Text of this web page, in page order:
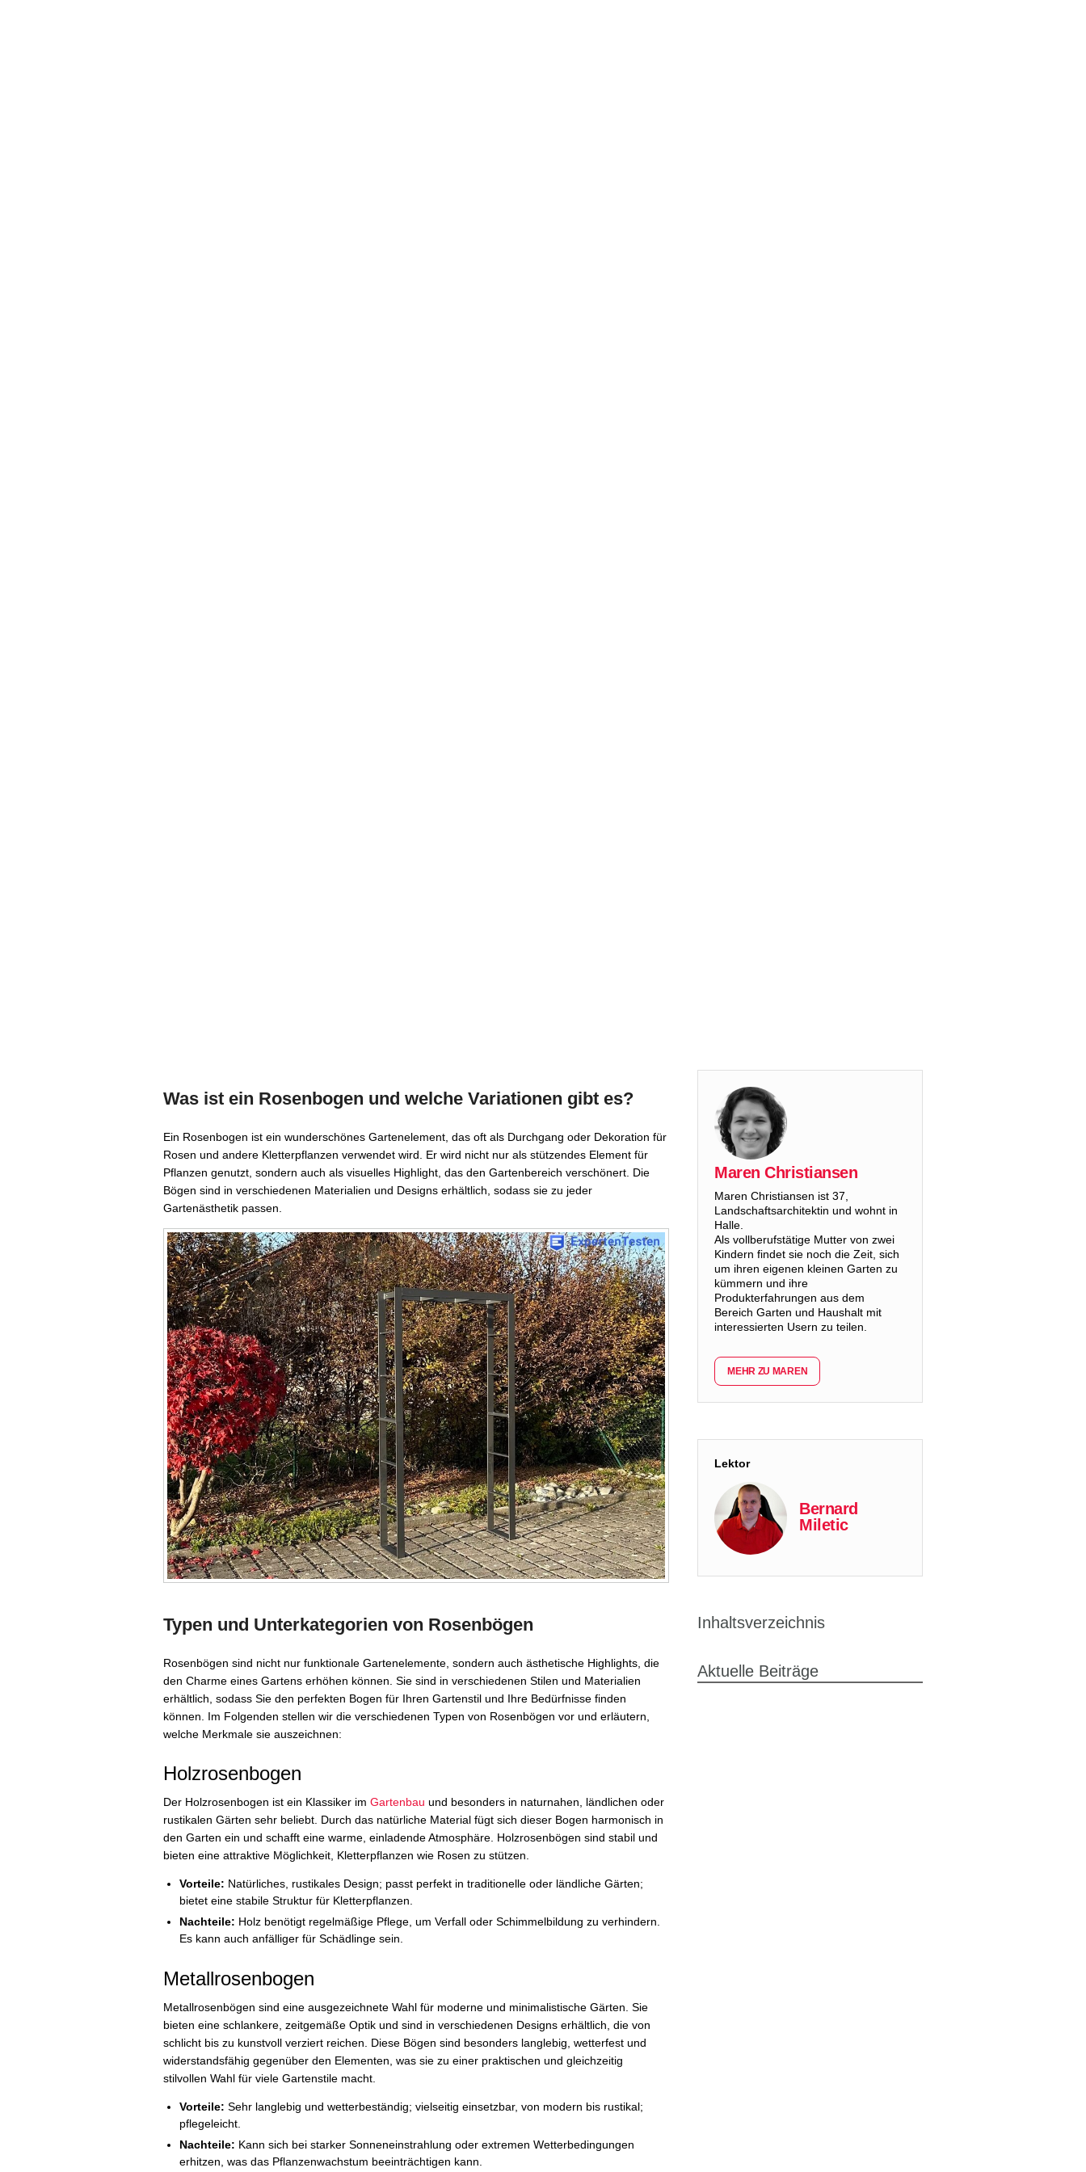
Was ist ein Rosenbogen und welche Variationen gibt es?
Ein Rosenbogen ist ein wunderschönes Gartenelement, das oft als Durchgang oder Dekoration für
Rosen und andere Kletterpflanzen verwendet wird. Er wird nicht nur als stützendes Element für
Pflanzen genutzt, sondern auch als visuelles Highlight, das den Gartenbereich verschönert. Die
Bögen sind in verschiedenen Materialien und Designs erhältlich, sodass sie zu jeder
Gartenästhetik passen.
Typen und Unterkategorien von Rosenbögen
Rosenbögen sind nicht nur funktionale Gartenelemente, sondern auch ästhetische Highlights, die
den Charme eines Gartens erhöhen können. Sie sind in verschiedenen Stilen und Materialien
erhältlich, sodass Sie den perfekten Bogen für Ihren Gartenstil und Ihre Bedürfnisse finden
können. Im Folgenden stellen wir die verschiedenen Typen von Rosenbögen vor und erläutern,
welche Merkmale sie auszeichnen:
Holzrosenbogen
Der Holzrosenbogen ist ein Klassiker im Gartenbau und besonders in naturnahen, ländlichen oder
rustikalen Gärten sehr beliebt. Durch das natürliche Material fügt sich dieser Bogen harmonisch in
den Garten ein und schafft eine warme, einladende Atmosphäre. Holzrosenbögen sind stabil und
bieten eine attraktive Möglichkeit, Kletterpflanzen wie Rosen zu stützen.
Vorteile: Natürliches, rustikales Design; passt perfekt in traditionelle oder ländliche Gärten;
bietet eine stabile Struktur für Kletterpflanzen.
Nachteile: Holz benötigt regelmäßige Pflege, um Verfall oder Schimmelbildung zu verhindern.
Es kann auch anfälliger für Schädlinge sein.
Metallrosenbogen
Metallrosenbögen sind eine ausgezeichnete Wahl für moderne und minimalistische Gärten. Sie
bieten eine schlankere, zeitgemäße Optik und sind in verschiedenen Designs erhältlich, die von
schlicht bis zu kunstvoll verziert reichen. Diese Bögen sind besonders langlebig, wetterfest und
widerstandsfähig gegenüber den Elementen, was sie zu einer praktischen und gleichzeitig
stilvollen Wahl für viele Gartenstile macht.
Vorteile: Sehr langlebig und wetterbeständig; vielseitig einsetzbar, von modern bis rustikal;
pflegeleicht.
Nachteile: Kann sich bei starker Sonneneinstrahlung oder extremen Wetterbedingungen
erhitzen, was das Pflanzenwachstum beeinträchtigen kann.
Maren Christiansen
Maren Christiansen ist 37,
Landschaftsarchitektin und wohnt in
Halle.
Als vollberufstätige Mutter von zwei
Kindern findet sie noch die Zeit, sich
um ihren eigenen kleinen Garten zu
kümmern und ihre
Produkterfahrungen aus dem
Bereich Garten und Haushalt mit
interessierten Usern zu teilen.
MEHR ZU MAREN
Lektor
Bernard
Miletic
Inhaltsverzeichnis
Aktuelle Beiträge